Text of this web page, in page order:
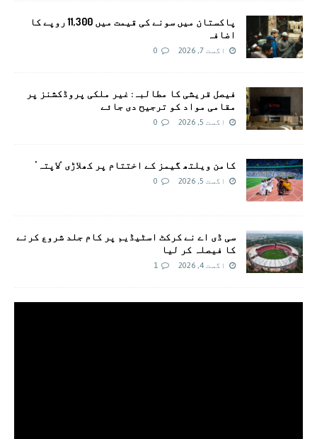
پاکستان میں سونے کی قیمت میں 11,300 روپے کا
اضافہ
اگست 7, 2026 0
فیصل قریشی کا مطالبہ: غیر ملکی پروڈکشنز پر
مقامی مواد کو ترجیح دی جائے
اگست 5, 2026 0
کامن ویلتھ گیمز کے اختتام پر کھلاڑی ‘لاپتہ’
اگست 5, 2026 0
سی ڈی اے نے کرکٹ اسٹیڈیم پر کام جلد شروع کرنے
کا فیصلہ کر لیا
اگست 4, 2026 1